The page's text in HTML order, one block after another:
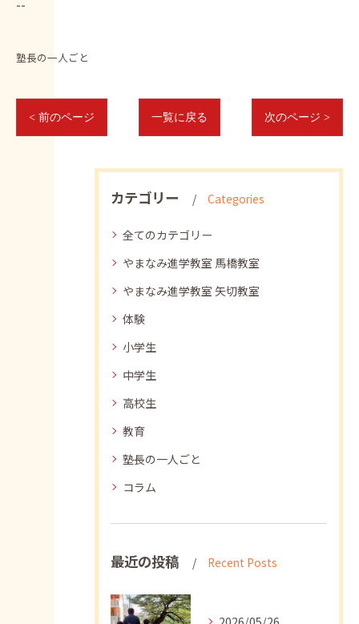
--
塾長の一人ごと
< 前のページ 一覧に戻る 次のページ >
カテゴリー Categories
全てのカテゴリー
やまなみ進学教室 馬橋教室
やまなみ進学教室 矢切教室
体験
小学生
中学生
高校生
教育
塾長の一人ごと
コラム
最近の投稿 Recent Posts